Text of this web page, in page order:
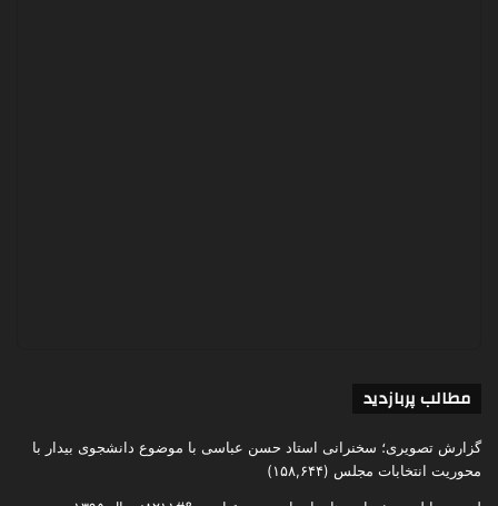
مطالب پربازدید
گزارش تصویری؛ سخنرانی استاد حسن عباسی با موضوع دانشجوی بیدار با
محوریت انتخابات مجلس (۱۵۸,۶۴۴)